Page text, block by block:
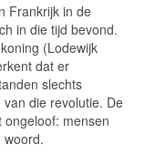
Frankrijk in de
in die tijd bevond.
(Lodewijk
dat er
slechts
die revolutie. De
mensen
woord.